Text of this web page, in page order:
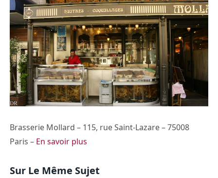
Brasserie Mollard – 115, rue Saint-Lazare – 75008
Paris – En savoir plus
Sur Le Même Sujet